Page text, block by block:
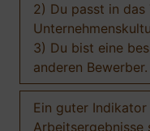
2) Du passt in das
3) Du bist eine
anderen Bewerber.
Ein guter
Arbeitsergebnisse